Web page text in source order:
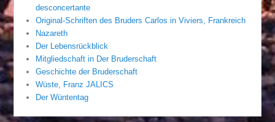
desconcertante
Original-Schriften des Bruders Carlos in Viviers, Frankreich
Nazareth
Der Lebensrückblick
Mitgliedschaft in Der Bruderschaft
Geschichte der Bruderschaft
Wüste, Franz JALICS
Der Wüntentag